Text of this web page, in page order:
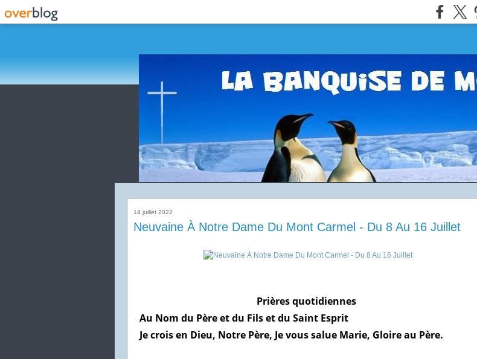
14 juillet 2022
Neuvaine À Notre Dame Du Mont Carmel - Du 8 Au 16 Juillet
Prières quotidiennes
Au Nom du Père et du Fils et du Saint Esprit
Je crois en Dieu, Notre Père, Je vous salue Marie, Gloire au Père.